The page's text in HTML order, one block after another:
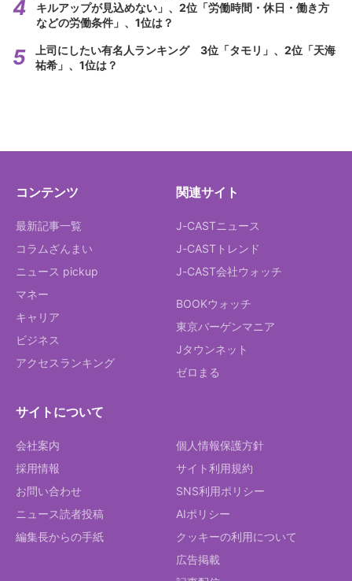
キルアップが見込めない」、2位「労働時間・休日・働き方
などの労働条件」、1位は？
上司にしたい有名人ランキング 3位「タモリ」、2位「天海
祐希」、1位は？
コンテンツ
最新記事一覧
コラムざんまい
ニュース pickup
マネー
キャリア
ビジネス
アクセスランキング
関連サイト
J-CASTニュース
J-CASTトレンド
J-CAST会社ウォッチ
BOOKウォッチ
東京バーゲンマニア
Jタウンネット
ゼロまる
サイトについて
会社案内
採用情報
お問い合わせ
ニュース読者投稿
編集長からの手紙
個人情報保護方針
サイト利用規約
SNS利用ポリシー
AIポリシー
クッキーの利用について
広告掲載